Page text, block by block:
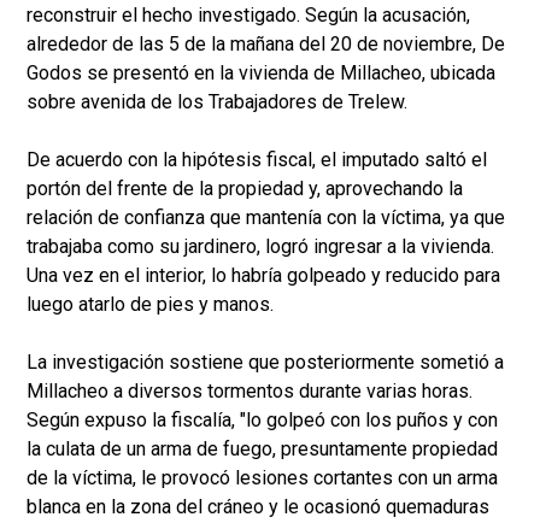
reconstruir el hecho investigado. Según la acusación,
alrededor de las 5 de la mañana del 20 de noviembre, De
Godos se presentó en la vivienda de Millacheo, ubicada
sobre avenida de los Trabajadores de Trelew.
De acuerdo con la hipótesis fiscal, el imputado saltó el
portón del frente de la propiedad y, aprovechando la
relación de confianza que mantenía con la víctima, ya que
trabajaba como su jardinero, logró ingresar a la vivienda.
Una vez en el interior, lo habría golpeado y reducido para
luego atarlo de pies y manos.
La investigación sostiene que posteriormente sometió a
Millacheo a diversos tormentos durante varias horas.
Según expuso la fiscalía, "lo golpeó con los puños y con
la culata de un arma de fuego, presuntamente propiedad
de la víctima, le provocó lesiones cortantes con un arma
blanca en la zona del cráneo y le ocasionó quemaduras